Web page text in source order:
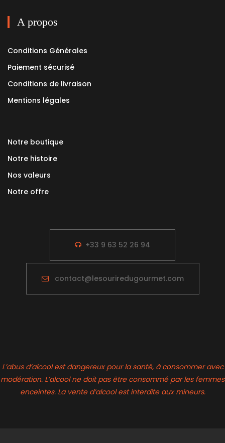
A propos
Conditions Générales
Paiement sécurisé
Conditions de livraison
Mentions légales
Notre boutique
Notre histoire
Nos valeurs
Notre offre
+33 9 63 52 26 94
contact@lesouriredugourmet.com
L’abus d’alcool est dangereux pour la santé, à consommer avec
modération. L’alcool ne doit pas être consommé par les femmes
enceintes. La vente d’alcool est interdite aux mineurs.